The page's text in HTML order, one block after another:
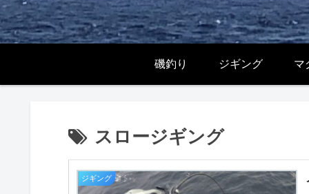
磯釣り ジギング マ
スロージギング
ジギング